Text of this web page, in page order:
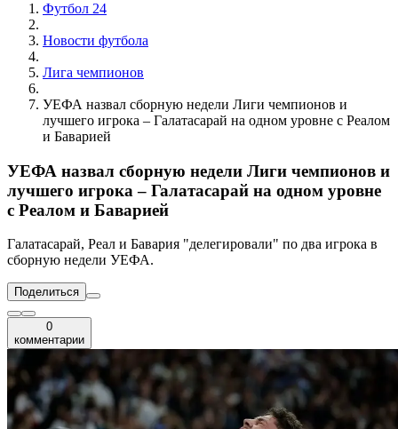
Футбол 24
Новости футбола
Лига чемпионов
УЕФА назвал сборную недели Лиги чемпионов и
лучшего игрока – Галатасарай на одном уровне с Реалом
и Баварией
УЕФА назвал сборную недели Лиги чемпионов и
лучшего игрока – Галатасарай на одном уровне
с Реалом и Баварией
Галатасарай, Реал и Бавария "делегировали" по два игрока в
сборную недели УЕФА.
Поделиться
0
комментарии